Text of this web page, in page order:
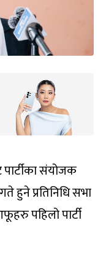
पार्टीका संयोजक
हुने प्रतिनिधि सभा
पहिलो पार्टी